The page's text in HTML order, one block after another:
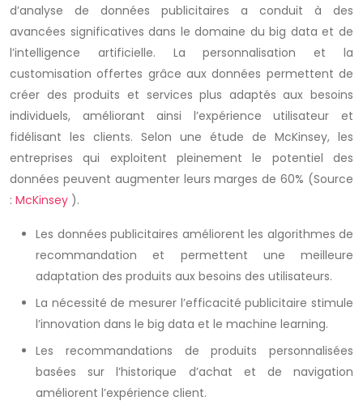
d’analyse de données publicitaires a conduit à des
avancées significatives dans le domaine du big data et de
l’intelligence artificielle. La personnalisation et la
customisation offertes grâce aux données permettent de
créer des produits et services plus adaptés aux besoins
individuels, améliorant ainsi l’expérience utilisateur et
fidélisant les clients. Selon une étude de McKinsey, les
entreprises qui exploitent pleinement le potentiel des
données peuvent augmenter leurs marges de 60% (Source
: McKinsey ).
Les données publicitaires améliorent les algorithmes de
recommandation et permettent une meilleure
adaptation des produits aux besoins des utilisateurs.
La nécessité de mesurer l’efficacité publicitaire stimule
l’innovation dans le big data et le machine learning.
Les recommandations de produits personnalisées
basées sur l’historique d’achat et de navigation
améliorent l’expérience client.